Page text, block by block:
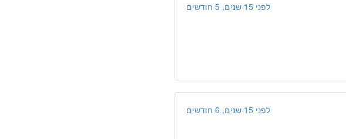
לפני 15 שנים, 5 חודשים
לפני 15 שנים, 6 חודשים